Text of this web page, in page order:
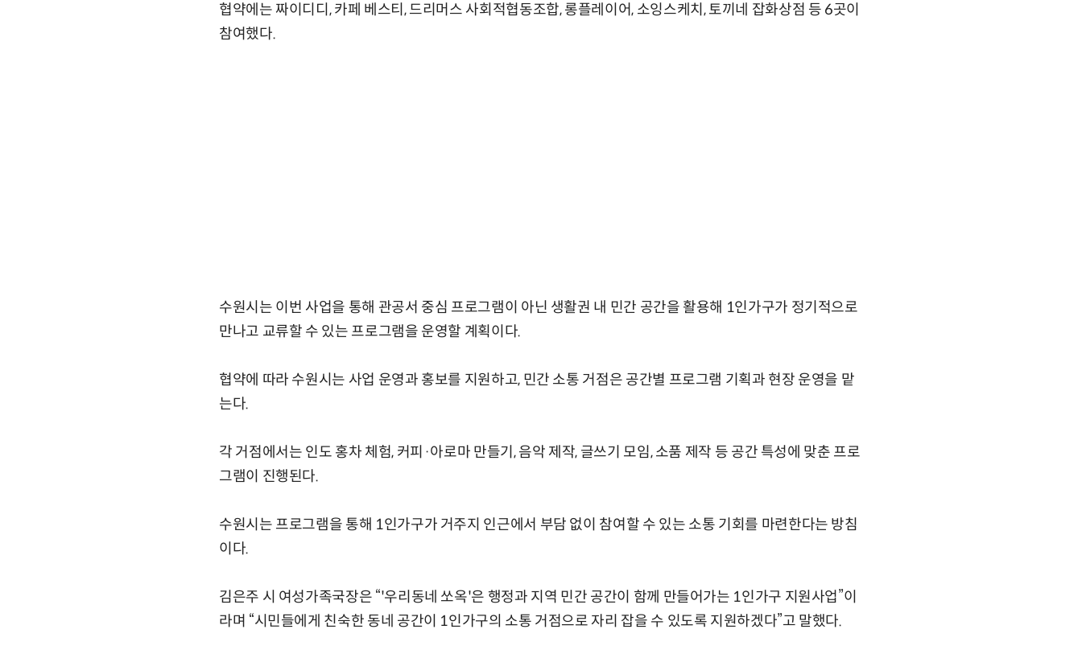
협약에는 짜이디디, 카페 베스티, 드리머스 사회적협동조합, 롱플레이어, 소잉스케치, 토끼네 잡화상점 등 6곳이
참여했다.
수원시는 이번 사업을 통해 관공서 중심 프로그램이 아닌 생활권 내 민간 공간을 활용해 1인가구가 정기적으로
만나고 교류할 수 있는 프로그램을 운영할 계획이다.
협약에 따라 수원시는 사업 운영과 홍보를 지원하고, 민간 소통 거점은 공간별 프로그램 기획과 현장 운영을 맡
는다.
각 거점에서는 인도 홍차 체험, 커피·아로마 만들기, 음악 제작, 글쓰기 모임, 소품 제작 등 공간 특성에 맞춘 프로
그램이 진행된다.
수원시는 프로그램을 통해 1인가구가 거주지 인근에서 부담 없이 참여할 수 있는 소통 기회를 마련한다는 방침
이다.
김은주 시 여성가족국장은 “'우리동네 쏘옥'은 행정과 지역 민간 공간이 함께 만들어가는 1인가구 지원사업”이
라며 “시민들에게 친숙한 동네 공간이 1인가구의 소통 거점으로 자리 잡을 수 있도록 지원하겠다”고 말했다.